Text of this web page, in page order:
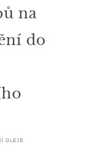
na
do
OLEJE